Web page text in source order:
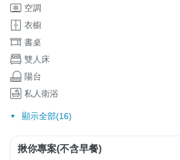
空調
衣櫥
書桌
雙人床
陽台
私人衛浴
顯示全部(16)
揪你專案(不含早餐)